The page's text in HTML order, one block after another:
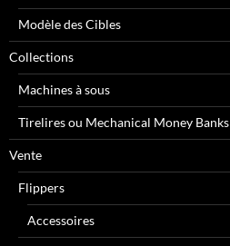
Modèle des Cibles
Collections
Machines à sous
Tirelires ou Mechanical Money Banks
Vente
Flippers
Accessoires